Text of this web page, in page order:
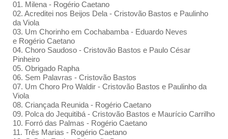
01. Milena - Rogério Caetano
02. Acreditei nos Beijos Dela - Cristovão Bastos e Paulinho
da Viola
03. Um Chorinho em Cochabamba - Eduardo Neves
e Rogério Caetano
04. Choro Saudoso - Cristovão Bastos e Paulo César
Pinheiro
05. Obrigado Rapha
06. Sem Palavras - Cristovão Bastos
07. Um Choro Pro Waldir - Cristovão Bastos e Paulinho da
Viola
08. Criançada Reunida - Rogério Caetano
09. Polca do Jequitibá - Cristovão Bastos e Maurício Carrilho
10. Forró das Palmas - Rogério Caetano
11. Três Marias - Rogério Caetano